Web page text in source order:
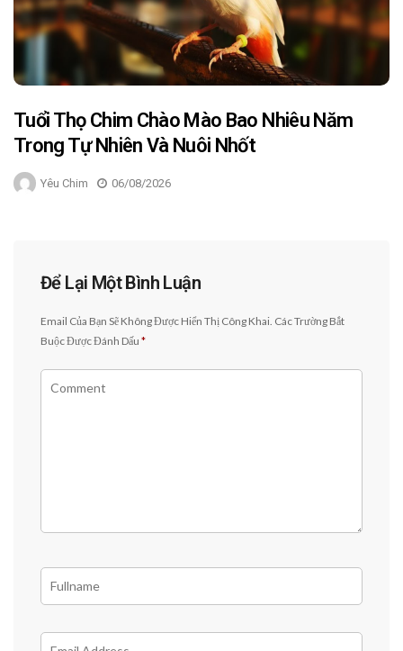
Tuổi Thọ Chim Chào Mào Bao Nhiêu Năm
Trong Tự Nhiên Và Nuôi Nhốt
Yêu Chim 06/08/2026
Để Lại Một Bình Luận
Email Của Bạn Sẽ Không Được Hiển Thị Công Khai. Các Trường Bắt
Buộc Được Đánh Dấu *